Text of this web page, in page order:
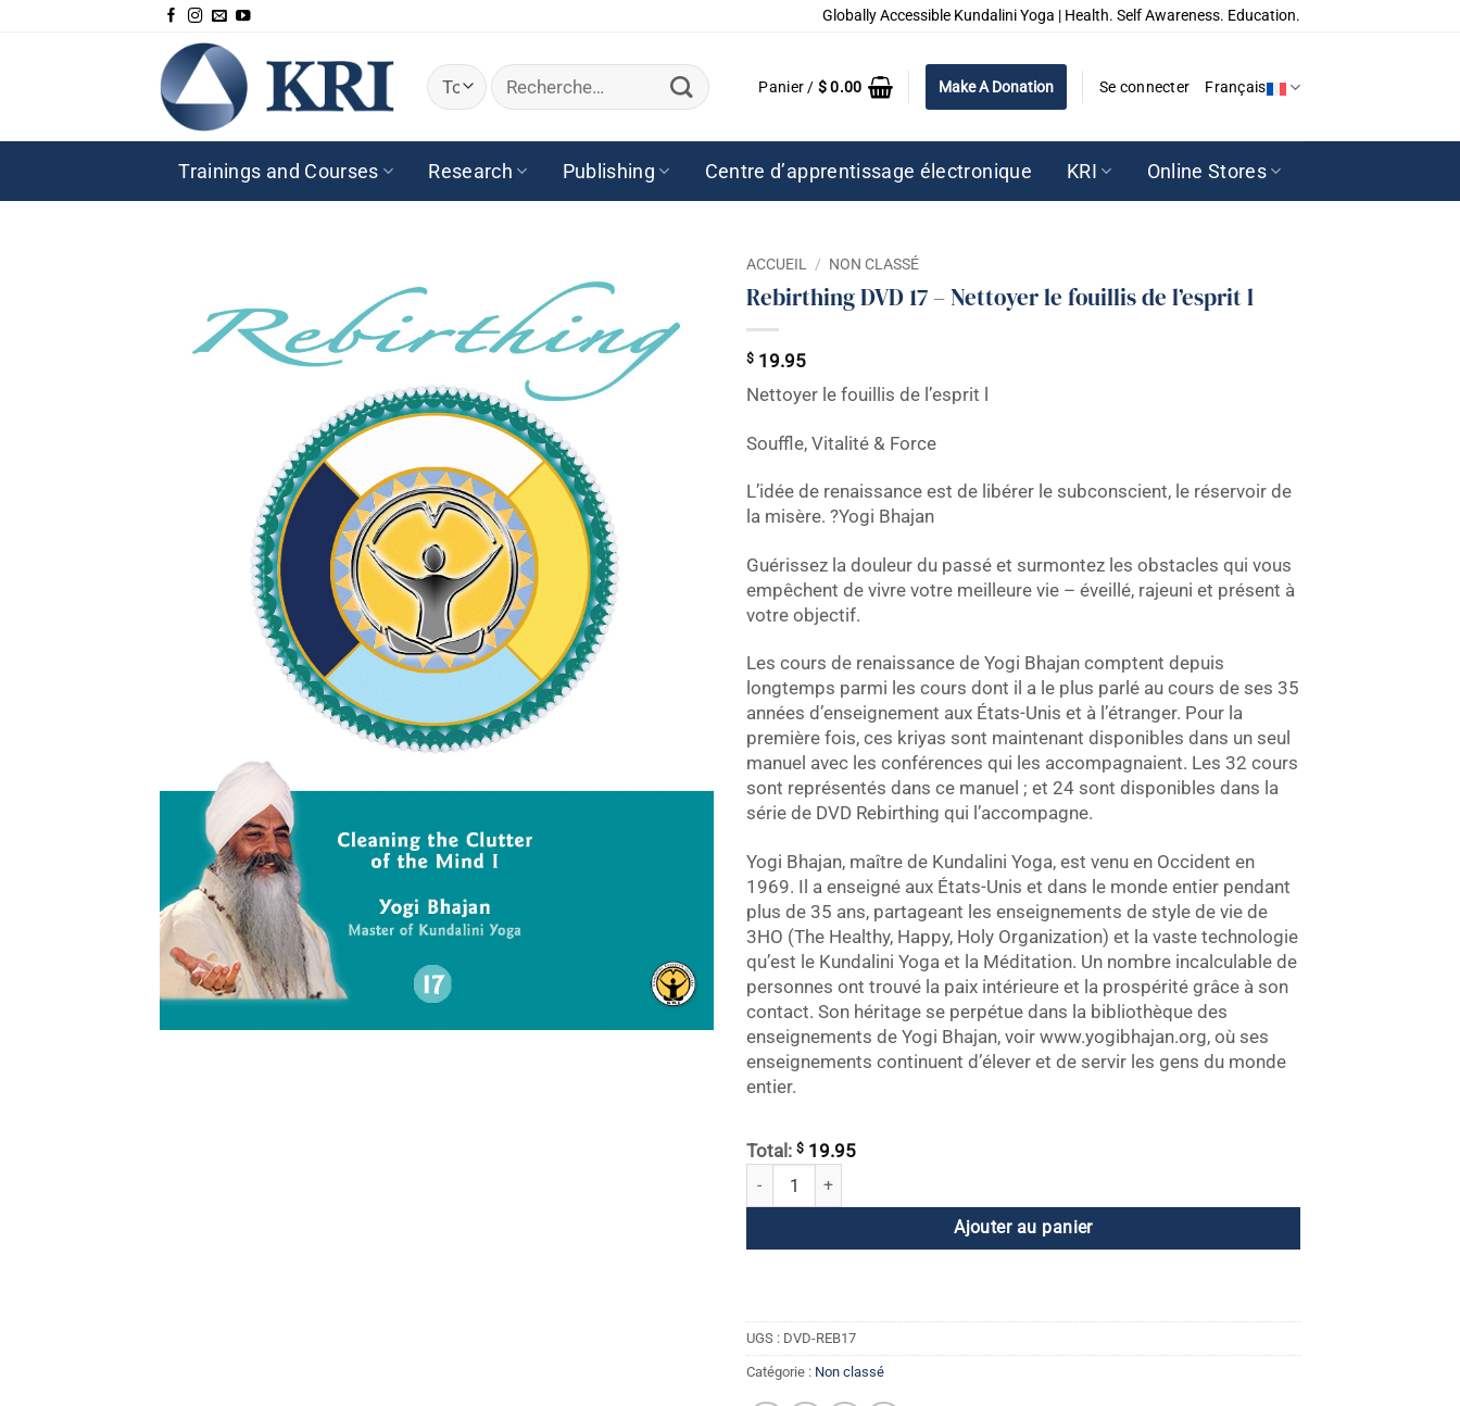
Globally Accessible Kundalini Yoga | Health. Self Awareness. Education.
Recherche
pour :
Panier / $0.00 Make A Donation Se connecter Français
Trainings and Courses Research Publishing Centre d’apprentissage électronique KRI Online Stores
ACCUEIL / NON CLASSÉ
Rebirthing DVD 17 – Nettoyer le fouillis de l’esprit l
$ 19.95
Nettoyer le fouillis de l’esprit l
Souffle, Vitalité & Force
L’idée de renaissance est de libérer le subconscient, le réservoir de
la misère. ?Yogi Bhajan
Guérissez la douleur du passé et surmontez les obstacles qui vous
empêchent de vivre votre meilleure vie – éveillé, rajeuni et présent à
votre objectif.
Les cours de renaissance de Yogi Bhajan comptent depuis
longtemps parmi les cours dont il a le plus parlé au cours de ses 35
années d’enseignement aux États-Unis et à l’étranger. Pour la
première fois, ces kriyas sont maintenant disponibles dans un seul
manuel avec les conférences qui les accompagnaient. Les 32 cours
sont représentés dans ce manuel ; et 24 sont disponibles dans la
série de DVD Rebirthing qui l’accompagne.
Yogi Bhajan, maître de Kundalini Yoga, est venu en Occident en
1969. Il a enseigné aux États-Unis et dans le monde entier pendant
plus de 35 ans, partageant les enseignements de style de vie de
3HO (The Healthy, Happy, Holy Organization) et la vaste technologie
qu’est le Kundalini Yoga et la Méditation. Un nombre incalculable de
personnes ont trouvé la paix intérieure et la prospérité grâce à son
contact. Son héritage se perpétue dans la bibliothèque des
enseignements de Yogi Bhajan, voir www.yogibhajan.org, où ses
enseignements continuent d’élever et de servir les gens du monde
entier.
Total: $ 19.95
quantité de Rebirthing DVD 17 - Nettoyer le fouillis de l'esprit l
Ajouter au panier
UGS : DVD-REB17
Catégorie : Non classé